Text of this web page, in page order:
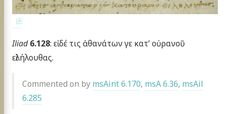
Iliad 6.128: εἰ δέ τις ἀθανάτων γε κατ’ οὐρανοῦ
εἰλήλουθας.
Commented on by msAint 6.170, msA 6.36, msAil
6.285